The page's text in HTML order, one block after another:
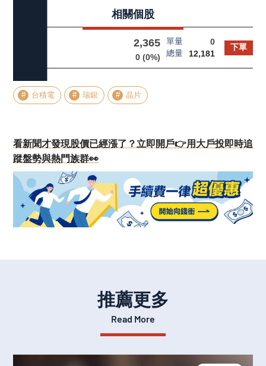
相關個股
2,365
0 (0%)
單量
0
總量
12,181
下單
台積電 瑞銀 晶片
看新聞才發現股價已經漲了？立即開戶👉用大戶投即時追
蹤盤勢與熱門族群👀
推薦更多
Read More